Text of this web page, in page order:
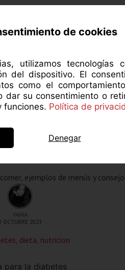
de cookies
utilizamos tecnologías
del dispositivo. El
como el
dar su consentimiento o
funciones. Política de
Denegar
NUTRICIÓN
saludable
la
ejemplos de menús y
VANIA
OCTUBRE 2023
dieta nutricion